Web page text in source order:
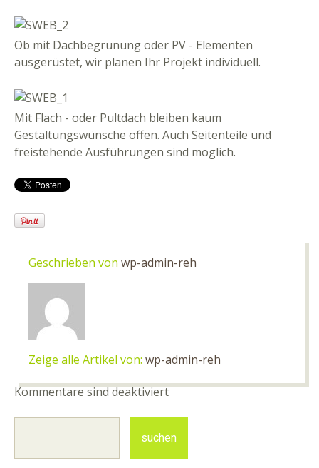
Ob mit Dachbegrünung oder PV - Elementen
ausgerüstet, wir planen Ihr Projekt individuell.
Mit Flach - oder Pultdach bleiben kaum
Gestaltungswünsche offen. Auch Seitenteile und
freistehende Ausführungen sind möglich.
Geschrieben von wp-admin-reh
Zeige alle Artikel von: wp-admin-reh
Kommentare sind deaktiviert